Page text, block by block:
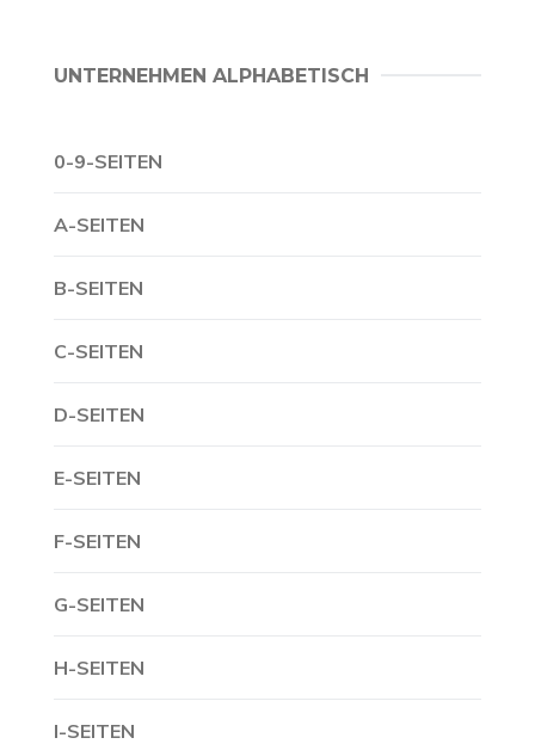
UNTERNEHMEN ALPHABETISCH
0-9-SEITEN
A-SEITEN
B-SEITEN
C-SEITEN
D-SEITEN
E-SEITEN
F-SEITEN
G-SEITEN
H-SEITEN
I-SEITEN